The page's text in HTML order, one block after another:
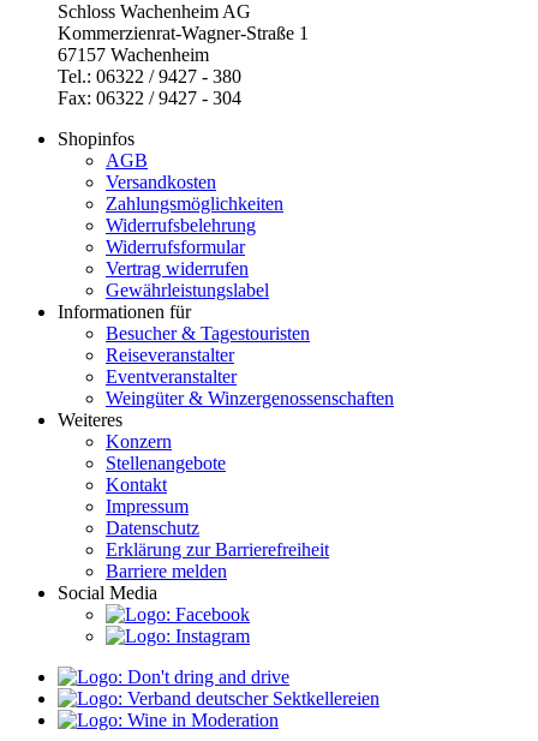
Schloss Wachenheim AG
Kommerzienrat-Wagner-Straße 1
67157 Wachenheim
Tel.: 06322 / 9427 - 380
Fax: 06322 / 9427 - 304
Shopinfos
AGB
Versandkosten
Zahlungsmöglichkeiten
Widerrufsbelehrung
Widerrufsformular
Vertrag widerrufen
Gewährleistungslabel
Informationen für
Besucher & Tagestouristen
Reiseveranstalter
Eventveranstalter
Weingüter & Winzergenossenschaften
Weiteres
Konzern
Stellenangebote
Kontakt
Impressum
Datenschutz
Erklärung zur Barrierefreiheit
Barriere melden
Social Media